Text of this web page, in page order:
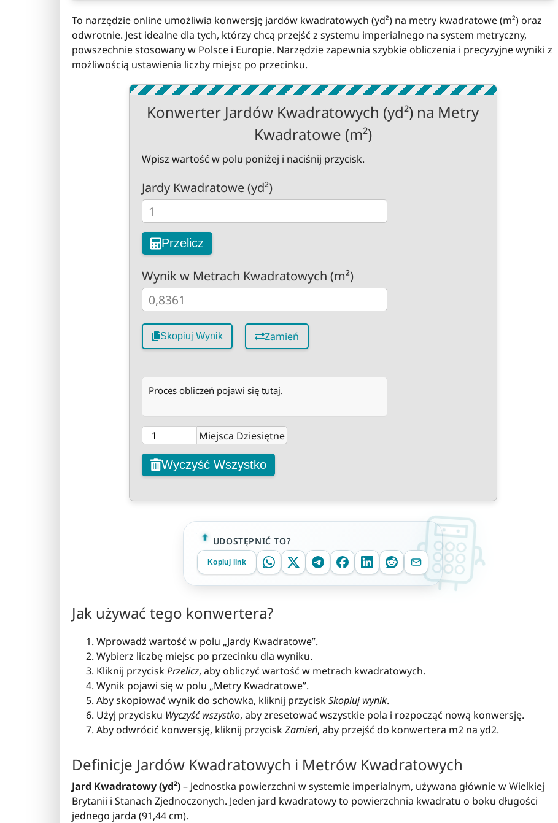
To narzędzie online umożliwia konwersję jardów kwadratowych (yd²) na metry kwadratowe (m²) oraz
odwrotnie. Jest idealne dla tych, którzy chcą przejść z systemu imperialnego na system metryczny,
powszechnie stosowany w Polsce i Europie. Narzędzie zapewnia szybkie obliczenia i precyzyjne wyniki z
możliwością ustawienia liczby miejsc po przecinku.
Konwerter Jardów Kwadratowych (yd²) na Metry
Kwadratowe (m²)
Wpisz wartość w polu poniżej i naciśnij przycisk.
Jardy Kwadratowe (yd²)
Przelicz
Wynik w Metrach Kwadratowych (m²)
Skopiuj Wynik Zamień
Proces obliczeń pojawi się tutaj.
Miejsca Dziesiętne
Wyczyść Wszystko
UDOSTĘPNIĆ TO?
Kopiuj link
Jak używać tego konwertera?
Wprowadź wartość w polu „Jardy Kwadratowe”.
Wybierz liczbę miejsc po przecinku dla wyniku.
Kliknij przyciskPrzelicz, aby obliczyć wartość w metrach kwadratowych.
Wynik pojawi się w polu „Metry Kwadratowe”.
Aby skopiować wynik do schowka, kliknij przyciskSkopiuj wynik.
Użyj przycisku Wyczyść wszystko, aby zresetować wszystkie pola i rozpocząć nową konwersję.
Aby odwrócić konwersję, kliknij przyciskZamień, aby przejść do konwertera m2 na yd2.
Definicje Jardów Kwadratowych i Metrów Kwadratowych
Jard Kwadratowy (yd²)– Jednostka powierzchni w systemie imperialnym, używana głównie w Wielkiej
Brytanii i Stanach Zjednoczonych. Jeden jard kwadratowy to powierzchnia kwadratu o boku długości
jednego jarda (91,44 cm).